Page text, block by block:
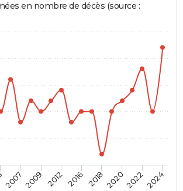
en nombre de décès (source :
20072009 2012 2016 2018202020222024